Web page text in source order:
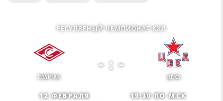
РЕГУЛЯРНЫЙ ЧЕМПИОНАТ КХЛ
СПАРТАК
- : -
ЦСКА
12 ФЕВРАЛЯ
19:30 ПО МСК